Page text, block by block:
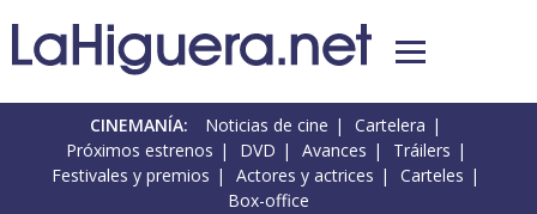
CINEMANÍA: Noticias de cine
Cartelera
Próximos estrenos
DVD Avances
Tráilers
Festivales y premios
Actores y actrices
Carteles
Box-office